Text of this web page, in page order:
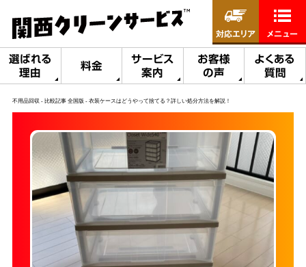
選ばれる
理由
料金
サービス
案内
お客様
の声
よくある
質問
対応エリア メニュー
不用品回収 比較記事 全国版 衣装ケースはどうやって捨てる？詳しい処分方法を解説！